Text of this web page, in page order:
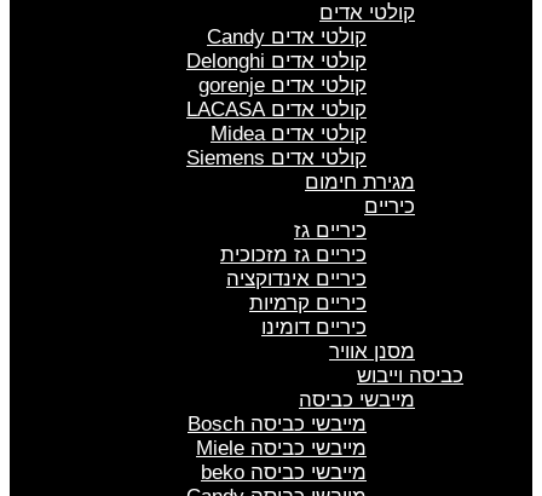
קולטי אדים
קולטי אדים Candy
קולטי אדים Delonghi
קולטי אדים gorenje
קולטי אדים LACASA
קולטי אדים Midea
קולטי אדים Siemens
מגירת חימום
כיריים גז מזכוכית
כיריים אינדוקציה
כיריים קרמיות
כיריים דומינו
מסנן אוויר
כביסה וייבוש
מייבשי כביסה
מייבשי כביסה Bosch
מייבשי כביסה Miele
מייבשי כביסה beko